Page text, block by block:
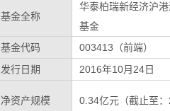
基金全称
华泰柏瑞新经济沪
基金
基金代码
003413（前端）
发行日期
2016年10月24日
净资产规模 0.34亿元（截止至